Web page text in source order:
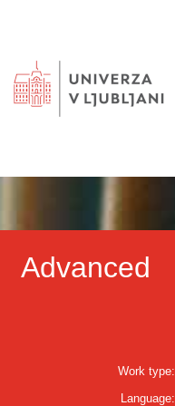
Advanced
Work type:
Language: